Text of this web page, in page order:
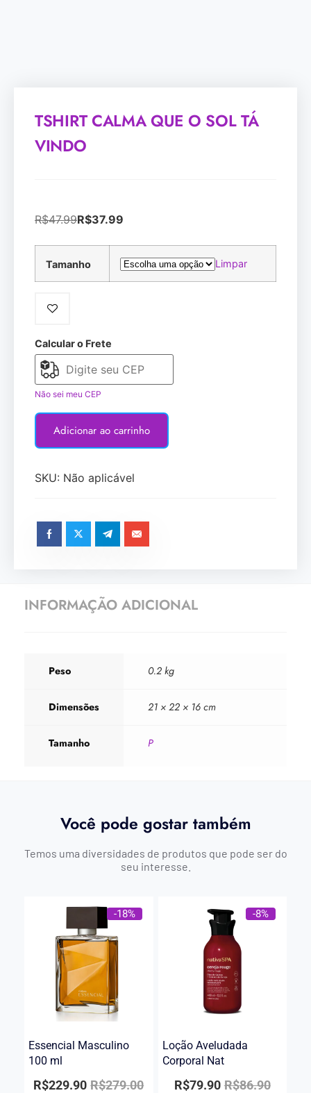
TSHIRT CALMA QUE O SOL TÁ
VINDO
R$47.99R$37.99
Tamanho Limpar
Calcular o Frete
Não sei meu CEP
Adicionar ao carrinho
SKU: Não aplicável
INFORMAÇÃO ADICIONAL
Peso 0.2 kg
Dimensões 21 × 22 × 16 cm
Tamanho P
Você pode gostar também
Temos uma diversidades de produtos que pode ser do
seu interesse.
-18%
Essencial Masculino
100 ml
R$279.00
R$229.90
-8%
Loção Aveludada
Corporal Nat
R$86.90
R$79.90